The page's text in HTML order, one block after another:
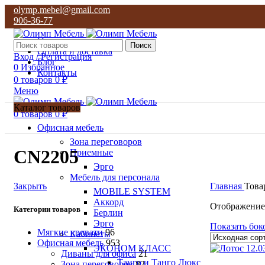
olymp.mebel@gmail.com
906-36-77
О нас
Оплата и доставка
Блог
Контакты
Поиск
Вход / Регистрация
0 Избранное
0 товаров 0₽
Меню
0товаров 0₽
Каталог товаров
Офисная мебель
Зона переговоров
Приемные
Эрго
Мебель для персонала
MOBILE SYSTEM
Аккорд
Берлин
Эрго
Кабинеты
ЭКОНОМ КЛАСС
Танго и Танго Люкс
CN2205
Закрыть
Категории товаров
Мягкие кровати 96
Офисная мебель 953
Диваны для офиса 21
Главная
Отображение
Показать